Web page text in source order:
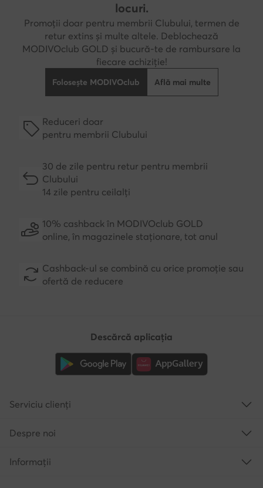
locuri.
Promoții doar pentru membrii Clubului, termen de
retur extins și multe altele. Deblochează
MODIVOclub GOLD și bucură-te de rambursare la
fiecare achiziție!
Folosește MODIVOclub Află mai multe
Reduceri doar
pentru membrii Clubului
30 de zile pentru retur pentru membrii
Clubului
14 zile pentru ceilalți
10% cashback în MODIVOclub GOLD
online, în magazinele staționare, tot anul
Cashback-ul se combină cu orice promoție sau
ofertă de reducere
Descărcă aplicația
Serviciu clienți
Despre noi
Informații